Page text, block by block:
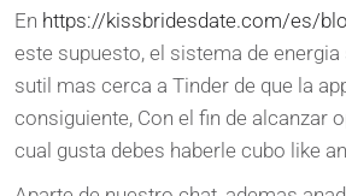
En https://kissbridesdate.com/es/
este supuesto, el sistema de
sutil mas cerca a Tinder de que la
consiguiente, Con el fin de alcanzar
cual gusta debes haberle cubo like